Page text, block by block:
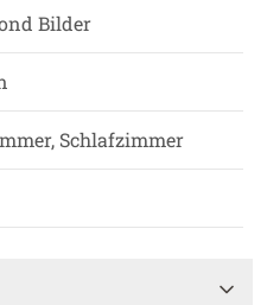
Bilder
Schlafzimmer